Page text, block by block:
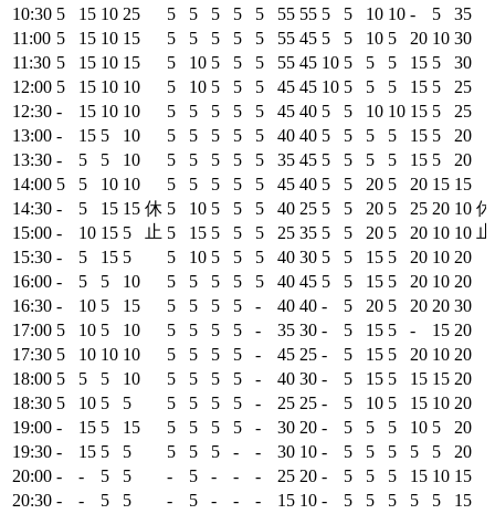
休
止
休
止
10:30 5 15 10 25 5 5 5 5 5 55 55 5 5 10 10 - 5
35
11:00 5 15 10 15 5 5 5 5 5 55 45 5 5 10 5 20 10 30
11:30 5 15 10 15 5 10 5 5 5 55 45 10 5 5 5 15 5
30
12:00 5 15 10 10 5 10 5 5 5 45 45 10 5 5 5 15 5
25
12:30 - 15 10 10 5 5 5 5 5 45 40 5 5 10 10 15 5
25
13:00 - 15 5 10 5 5 5 5 5 40 40 5 5 5 5 15 5
20
13:30 - 5 5 10 5 5 5 5 5 35 45 5 5 5 5 15 5
20
14:00 5 5 10 10 5 5 5 5 5 45 40 5 5 20 5 20 15 15
14:30 - 5 15 15 5 10 5 5 5 40 25 5 5 20 5 25 20 10
15:00 - 10 15 5 5 15 5 5 5 25 35 5 5 20 5 20 10 10
15:30 - 5 15 5 5 10 5 5 5 40 30 5 5 15 5 20 10 20
16:00 - 5 5 10 5 5 5 5 5 40 45 5 5 15 5 20 10 20
16:30 - 10 5 15 5 5 5 5 - 40 40 - 5 20 5 20 20 30
17:00 5 10 5 10 5 5 5 5 - 35 30 - 5 15 5 - 15 20
17:30 5 10 10 10 5 5 5 5 - 45 25 - 5 15 5 20 10 20
18:00 5 5 5 10 5 5 5 5 - 40 30 - 5 15 5 15 15 20
18:30 5 10 5 5 5 5 5 5 - 25 25 - 5 10 5 15 10 20
19:00 - 15 5 15 5 5 5 5 - 30 20 - 5 5 5 10 5
20
19:30 - 15 5 5 5 5 5 - - 30 10 - 5 5 5 5 5
20
20:00 - - 5 5 - 5 - - - 25 20 - 5 5 5 15 10 15
20:30 - - 5 5 - 5 - - - 15 10 - 5 5 5 5 5 15